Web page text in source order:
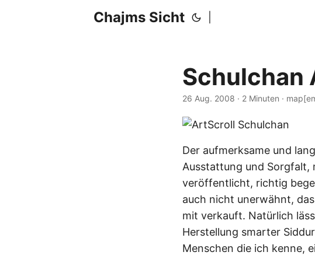
Chajms Sicht
Schulchan
26 Aug. 2008 · 2 Minuten ·
Der aufmerksame und
Ausstattung und Sorgfalt,
veröffentlicht, richtig
auch nicht unerwähnt,
mit verkauft. Natürlich
Herstellung smarter
Menschen die ich kenne,